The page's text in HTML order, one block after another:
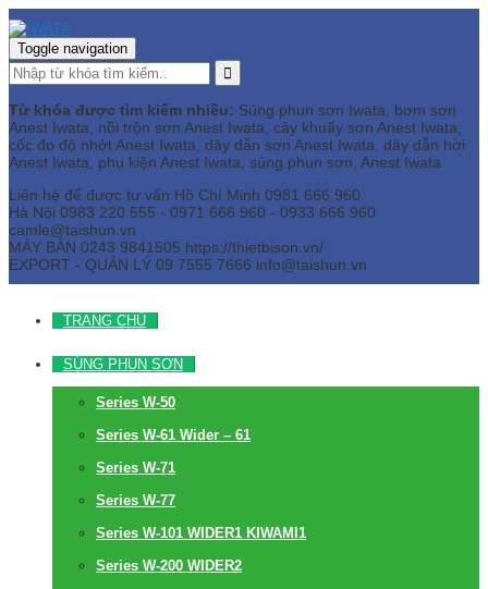
Toggle navigation
Từ khóa được tìm kiếm nhiều: Súng phun sơn Iwata, bơm sơn
Anest Iwata, nồi trộn sơn Anest Iwata, cây khuấy sơn Anest Iwata,
cốc đo độ nhớt Anest Iwata, dây dẫn sơn Anest Iwata, dây dẫn hơi
Anest Iwata, phụ kiện Anest Iwata, súng phun sơn, Anest Iwata
Liên hệ để được tư vấn Hồ Chí Minh 0981 666 960
Hà Nội 0983 220 555 - 0971 666 960 - 0933 666 960
camle@taishun.vn
MÁY BÀN 0243 9841505 https://thietbison.vn/
EXPORT - QUẢN LÝ 09 7555 7666 info@taishun.vn
TRANG CHỦ
SÚNG PHUN SƠN
Series W-50
Series W-61 Wider – 61
Series W-71
Series W-77
Series W-101 WIDER1 KIWAMI1
Series W-200 WIDER2